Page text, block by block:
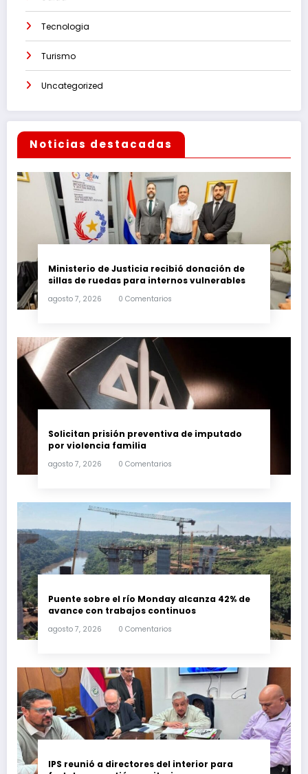
Tecnologia
Turismo
Uncategorized
Noticias destacadas
Ministerio de Justicia recibió donación de
sillas de ruedas para internos vulnerables
agosto 7, 2026 0 Comentarios
Solicitan prisión preventiva de imputado
por violencia familia
agosto 7, 2026 0 Comentarios
Puente sobre el río Monday alcanza 42% de
avance con trabajos continuos
agosto 7, 2026 0 Comentarios
IPS reunió a directores del interior para